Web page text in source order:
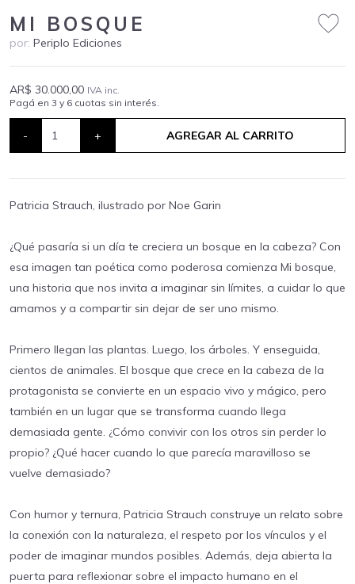
MI BOSQUE
por: Periplo Ediciones
AR$ 30.000,00 IVA inc.
Pagá en 3 y 6 cuotas sin interés.
- + AGREGAR AL CARRITO
Patricia Strauch, ilustrado por Noe Garin
¿Qué pasaría si un día te creciera un bosque en la cabeza? Con
esa imagen tan poética como poderosa comienza Mi bosque,
una historia que nos invita a imaginar sin límites, a cuidar lo que
amamos y a compartir sin dejar de ser uno mismo.
Primero llegan las plantas. Luego, los árboles. Y enseguida,
cientos de animales. El bosque que crece en la cabeza de la
protagonista se convierte en un espacio vivo y mágico, pero
también en un lugar que se transforma cuando llega
demasiada gente. ¿Cómo convivir con los otros sin perder lo
propio? ¿Qué hacer cuando lo que parecía maravilloso se
vuelve demasiado?
Con humor y ternura, Patricia Strauch construye un relato sobre
la conexión con la naturaleza, el respeto por los vínculos y el
poder de imaginar mundos posibles. Además, deja abierta la
puerta para reflexionar sobre el impacto humano en el